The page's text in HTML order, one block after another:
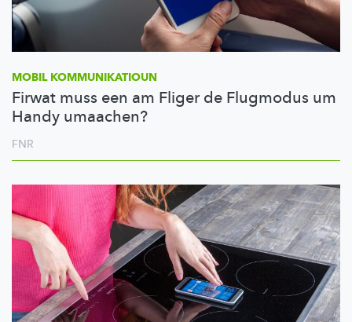
MOBIL KOMMUNIKATIOUN
Firwat muss een am Fliger de Flugmodus um
Handy umaachen?
FNR